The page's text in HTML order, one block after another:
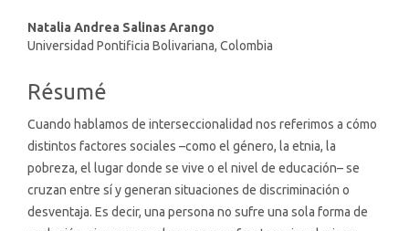
Contenu
principal
de
l'article
Natalia Andrea Salinas Arango
Universidad Pontificia Bolivariana, Colombia
Résumé
Cuando hablamos de interseccionalidad nos referimos a cómo
distintos factores sociales –como el género, la etnia, la
pobreza, el lugar donde se vive o el nivel de educación– se
cruzan entre sí y generan situaciones de discriminación o
desventaja. Es decir, una persona no sufre una sola forma de